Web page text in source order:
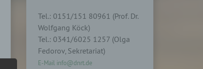
Tel.: 0151/151 80961 (Prof. Dr.
Wolfgang Köck)
Tel.: 0341/6025 1257 (Olga
Fedorov, Sekretariat)
E-Mail info@dnrt.de